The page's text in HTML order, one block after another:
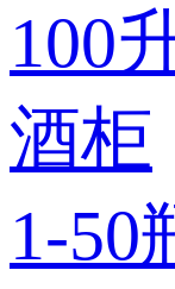
100
酒柜
1-50